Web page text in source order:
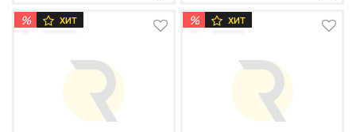
% ХИТ % ХИТ